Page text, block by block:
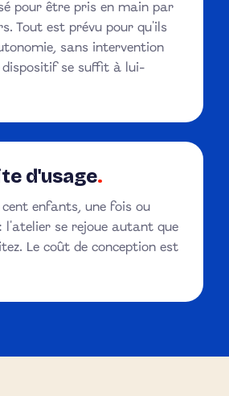
pour être pris en main par
Tout est prévu pour qu'ils
sans intervention
dispositif se suffit à lui-
d'usage.
cent enfants, une fois ou
l'atelier se rejoue autant que
Le coût de conception est